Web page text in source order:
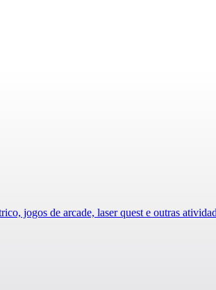
jogos de arcade, laser quest e outras